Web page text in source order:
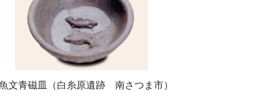
文青磁皿（白糸原遺跡 南さつま市）